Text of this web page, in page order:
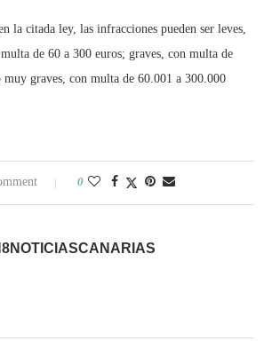
la citada ley, las infracciones pueden ser leves,
de 60 a 300 euros; graves, con multa de
muy graves, con multa de 60.001 a 300.000
0